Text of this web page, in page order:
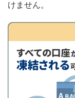
けません。